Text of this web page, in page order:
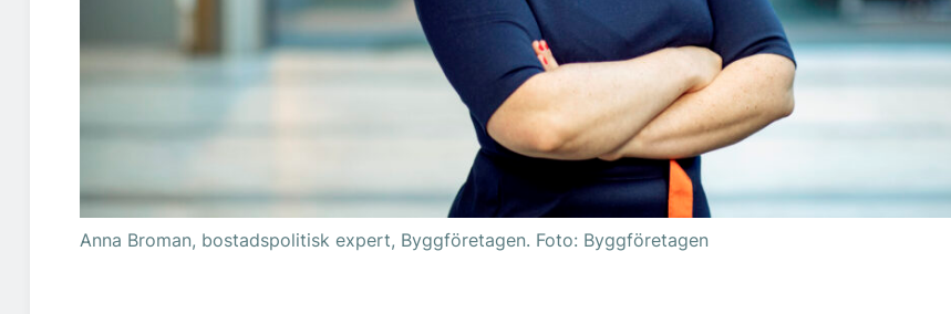
Anna Broman, bostadspolitisk expert, Byggföretagen. Foto: Byggföretagen